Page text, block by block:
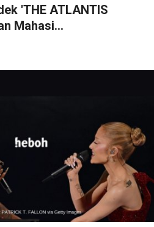
'THE ATLANTIS
Mahasi...